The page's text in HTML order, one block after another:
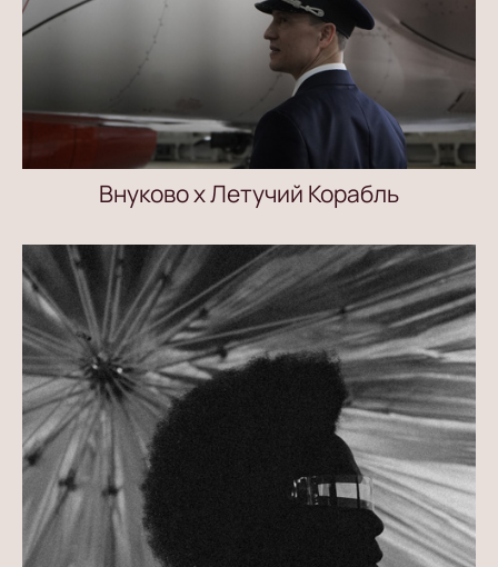
Внуково х Летучий Корабль